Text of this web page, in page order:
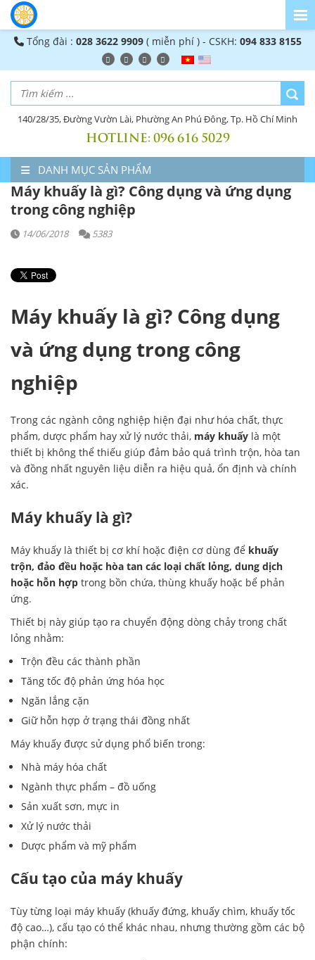
Tổng đài : 028 3622 9909( miễn phí ) - CSKH: 094 833 8155
140/28/35, Đường Vườn Lài, Phường An Phú Đông, Tp. Hồ Chí Minh
HOTLINE:096 616 5029
DANH MỤC SẢN PHẨM
Máy khuấy là gì? Công dụng và ứng dụng
trong công nghiệp
14/06/2018 5383
Máy khuấy là gì? Công dụng
và ứng dụng trong công
nghiệp
Trong các ngành công nghiệp hiện đại như hóa chất, thực
phẩm, dược phẩm hay xử lý nước thải, máy khuấy là một
thiết bị không thể thiếu giúp đảm bảo quá trình trộn, hòa tan
và đồng nhất nguyên liệu diễn ra hiệu quả, ổn định và chính
xác.
Máy khuấy là gì?
Máy khuấy là thiết bị cơ khí hoặc điện cơ dùng để khuấy
trộn, đảo đều hoặc hòa tan các loại chất lỏng, dung dịch
hoặc hỗn hợp trong bồn chứa, thùng khuấy hoặc bể phản
ứng.
Thiết bị này giúp tạo ra chuyển động dòng chảy trong chất
lỏng nhằm:
Trộn đều các thành phần
Tăng tốc độ phản ứng hóa học
Ngăn lắng cặn
Giữ hỗn hợp ở trạng thái đồng nhất
Máy khuấy được sử dụng phổ biến trong:
Nhà máy hóa chất
Ngành thực phẩm – đồ uống
Sản xuất sơn, mực in
Xử lý nước thải
Dược phẩm và mỹ phẩm
Cấu tạo của máy khuấy
Tùy từng loại máy khuấy (khuấy đứng, khuấy chìm, khuấy tốc
độ cao…), cấu tạo có thể khác nhau, nhưng thường gồm các bộ
phận chính: